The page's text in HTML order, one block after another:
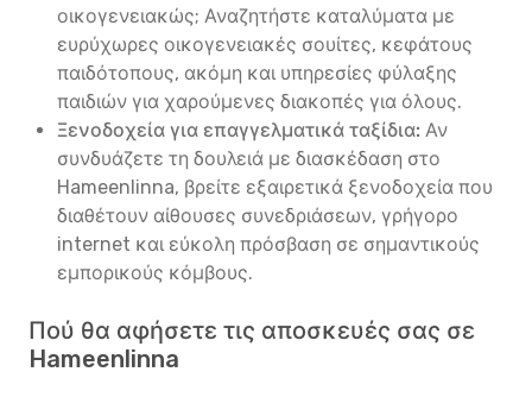
οικογενειακώς; Αναζητήστε καταλύματα με
ευρύχωρες οικογενειακές σουίτες, κεφάτους
παιδότοπους, ακόμη και υπηρεσίες φύλαξης
παιδιών για χαρούμενες διακοπές για όλους.
Ξενοδοχεία για επαγγελματικά ταξίδια: Αν
συνδυάζετε τη δουλειά με διασκέδαση στο
Hameenlinna, βρείτε εξαιρετικά ξενοδοχεία που
διαθέτουν αίθουσες συνεδριάσεων, γρήγορο
internet και εύκολη πρόσβαση σε σημαντικούς
εμπορικούς κόμβους.
Πού θα αφήσετε τις αποσκευές σας σε
Hameenlinna